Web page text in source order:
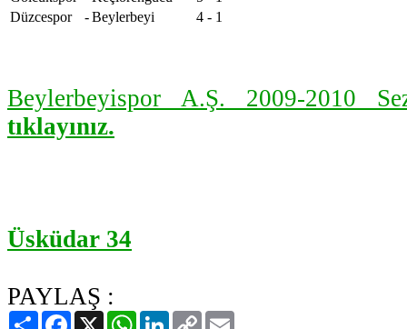
Düzcespor
-Beylerbeyi 4 - 1
Beylerbeyispor A.Ş. 2009-2010
tıklayınız.
Üsküdar 34
PAYLAŞ :
PaylaşFacebook
X WhatsAppLinkedIn
Copy